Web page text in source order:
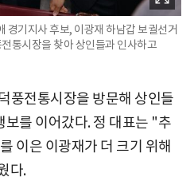
경기지사 후보, 이광재 하남갑 보궐선거
통시장을 찾아 상인들과 인사하고
풍전통시장을 방문해 상인들
를 이어갔다. 정 대표는 "추
이은 이광재가 더 크기 위해
다.